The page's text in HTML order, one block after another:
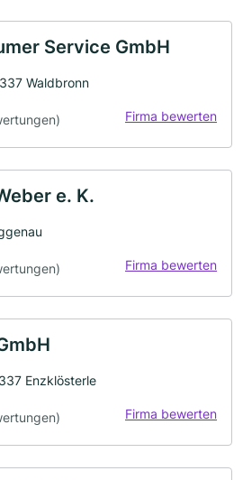
Service GmbH
Waldbronn
Firma bewerten
e. K.
Firma bewerten
Enzklösterle
Firma bewerten